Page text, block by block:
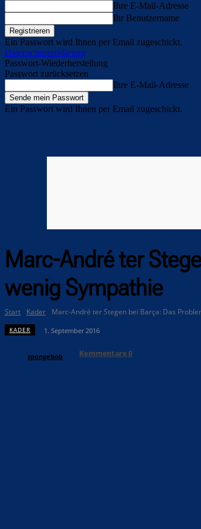
Ihre E-Mail-Adresse
Ihr Benutzername
Ein Passwort wird Ihnen per Email zugeschickt.
Datenschutzerklärung
Passwort-Wiederherstellung
Passwort zurücksetzen
Ihre E-Mail-Adresse
Ein Passwort wird Ihnen per Email zugeschickt.
Marc-André ter
wenig Sympathie
Start Kader Marc-André ter Stegen bei Barça: Das
KADER 1. September 2016
spongebob Kommentare0